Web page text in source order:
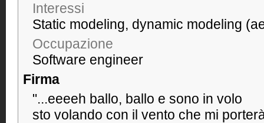
Interessi
Static modeling, dynamic modeling
Occupazione
Software engineer
Firma
"...eeeeh ballo, ballo e sono in volo
sto volando con il vento che mi